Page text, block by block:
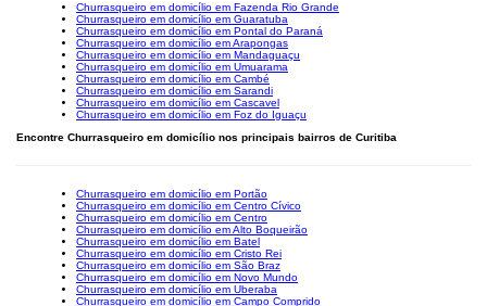
Churrasqueiro em domicílio em Fazenda Rio Grande
Churrasqueiro em domicílio em Guaratuba
Churrasqueiro em domicílio em Pontal do Paraná
Churrasqueiro em domicílio em Arapongas
Churrasqueiro em domicílio em Mandaguaçu
Churrasqueiro em domicílio em Umuarama
Churrasqueiro em domicílio em Cambé
Churrasqueiro em domicílio em Sarandi
Churrasqueiro em domicílio em Cascavel
Churrasqueiro em domicílio em Foz do Iguaçu
Encontre Churrasqueiro em domicílio nos principais bairros de Curitiba
Churrasqueiro em domicílio em Portão
Churrasqueiro em domicílio em Centro Cívico
Churrasqueiro em domicílio em Centro
Churrasqueiro em domicílio em Alto Boqueirão
Churrasqueiro em domicílio em Batel
Churrasqueiro em domicílio em Cristo Rei
Churrasqueiro em domicílio em São Braz
Churrasqueiro em domicílio em Novo Mundo
Churrasqueiro em domicílio em Uberaba
Churrasqueiro em domicílio em Campo Comprido